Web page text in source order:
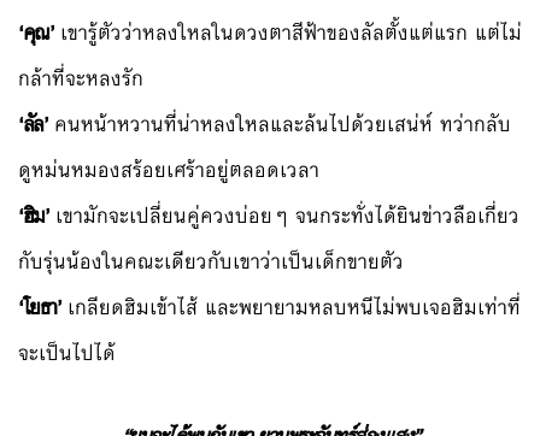
‘คุณ’เขารู้ตัวว่าหลงใหลในดวงตาสีฟ้าของลัลตั้งแต่แรก แต่ไม่
กล้าที่จะหลงรัก
‘ลัล’คนหน้าหวานที่น่าหลงใหลและล้นไปด้วยเสน่ห์ ทว่ากลับ
ดูหม่นหมองสร้อยเศร้าอยู่ตลอดเวลา
‘ฮิม’เขามักจะเปลี่ยนคู่ควงบ่อยๆ จนกระทั่งได้ยินข่าวลือเกี่ยว
กับรุ่นน้องในคณะเดียวกับเขาว่าเป็นเด็กขายตัว
‘โยธา’เกลียดฮิมเข้าไส้ และพยายามหลบหนีไม่พบเจอฮิมเท่าที่
จะเป็นไปได้